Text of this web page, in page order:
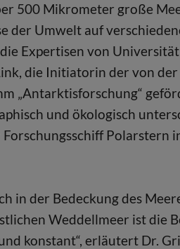
500 Mikrometer große
der Umwelt auf
Expertisen von
die Initiatorin der von
„Antarktisforschung“
und ökologisch
Polarstern
in der Bedeckung des
Weddellmeer ist die
konstant“, erläutert Dr.